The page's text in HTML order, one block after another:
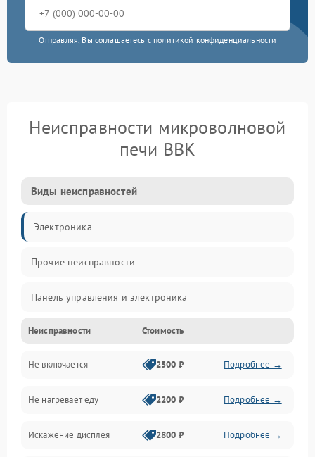
Отправляя, Вы соглашаетесь с политикой конфиденциальности
Неисправности микроволновой
печи BBK
Виды неисправностей
Электроника
Прочие неисправности
Панель управления и электроника
Дверца и корпус
Механика и внутренние элементы
Механические повреждения
Питание и запуск
Неисправности Стоимость
Не включается 2500 ₽ Подробнее →
Не нагревает еду 2200 ₽ Подробнее →
Искажение дисплея 2800 ₽ Подробнее →